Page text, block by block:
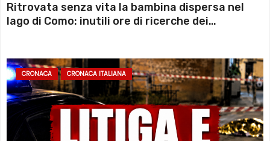
Ritrovata senza vita la bambina dispersa nel
lago di Como: inutili ore di ricerche dei
CRONACA CRONACA ITALIANA